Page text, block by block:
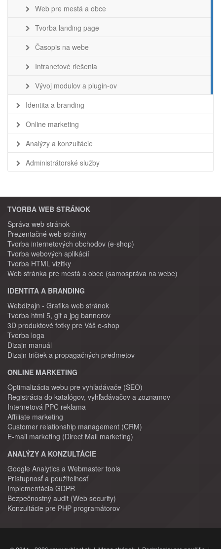
Web pre mestá a obce
Tvorba landing page
Časopis na webe
Intranetové riešenia
Vývoj modulov a plugin-ov
Identita a branding
Online marketing
Analýzy a konzultácie
Administrátorské služby
TVORBA WEB STRÁNOK
Správa web stránok
Prezentačné web stránky
Tvorba internetových obchodov (e-shop)
Tvorba webových aplikácií
Tvorba HTML vizitky
Web stránka pre mestá a obce (samospráva na webe)
IDENTITA A BRANDING
Webdizajn - Grafika web stránok
Tvorba html 5, gif a jpg bannerov
3D produktové fotky pre Váš e-shop
Tvorba loga
Dizajn manuál
Dizajn tričiek a propagačných predmetov
ONLINE MARKETING
Optimalizácia webu pre vyhľadávače (SEO)
Registrácia do katalógov, vyhľadávačov a zoznamov
Internetová PPC reklama
Affiliate marketing
Customer relationship management (CRM)
E-mail marketing (Direct Mail marketing)
ANALÝZY A KONZULTÁCIE
Google Analytics a Webmaster tools
Prístupnosť a použiteľnosť
Implementácia GDPR
Bezpečnostný audit (Web security)
Konzultácie pre PHP programátorov